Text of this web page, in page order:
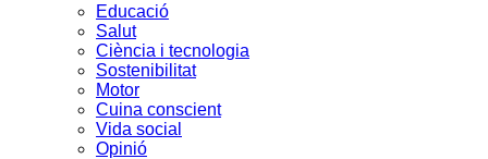
Educació
Salut
Ciència i tecnologia
Sostenibilitat
Motor
Cuina conscient
Vida social
Opinió